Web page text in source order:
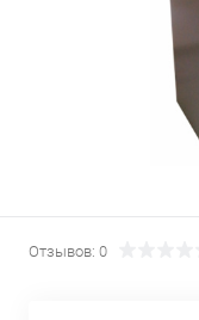
Отзывов: 0